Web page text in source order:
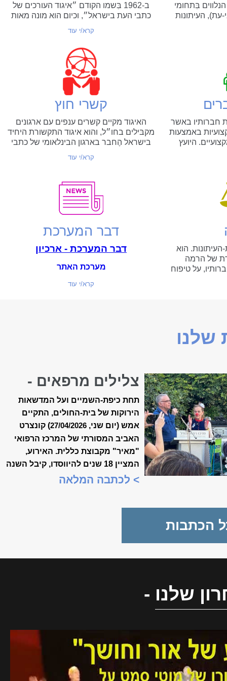
בִּתחומי
עת), העיתונות
ב-1962 בִּשמו הקודם ״איגוד העורכים של
כתבי העת בישראל״, וכיום הוא מונה מאות
קרא/י עוד
חברותיו באשר
באמצעות
היועץ
קשרי חוץ
האיגוד מקיים קשרים ענפים עם ארגונים
מקבּילים בחו״ל, והוא איגוד התקשורת היחיד
בישראל הֶחבר בארגון הבינלאומי של כתבי
קרא/י עוד
העיתונות. הוא
של הרמה
על טיפוח
דבר המערכת
דבר המערכת - ארכיון
מערכת האתר
קרא/י עוד
שלנו
צלילים מרפאים -
קונצרט האביב ה-18
של ״מאיר״
תחת כיפת-השמיים ועל המדשאות
הירוקות של בית-החולים, התקיים
אמש (יום שני, 27/04/2026) קונצרט
האביב המסורתי של המרכז הרפואי
"מאיר" מקבוצת כללית. האירוע,
המציין 18 שנים להיווסדו, קיבל השנה
משמעות מיוחדת, כשנכלל לראשונה
> לכתבה המלאה
הכתבות
שלנו -